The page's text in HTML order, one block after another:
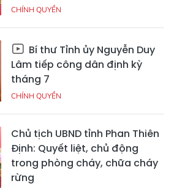
CHÍNH QUYỀN
Bí thư Tỉnh ủy Nguyễn Duy
Lâm tiếp công dân định kỳ
tháng 7
CHÍNH QUYỀN
Chủ tịch UBND tỉnh Phan Thiên
Định: Quyết liệt, chủ động
trong phòng cháy, chữa cháy
rừng